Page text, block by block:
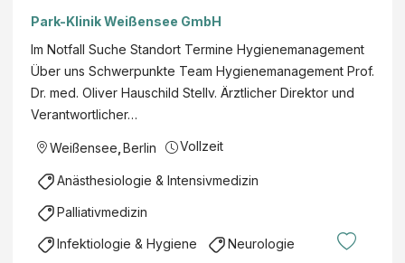
Park-Klinik Weißensee GmbH
Im Notfall Suche Standort Termine Hygienemanagement
Über uns Schwerpunkte Team Hygienemanagement Prof.
Dr. med. Oliver Hauschild Stellv. Ärztlicher Direktor und
Verantwortlicher…
Weißensee Berlin Vollzeit
Anästhesiologie & Intensivmedizin
Palliativmedizin
Infektiologie & Hygiene Neurologie